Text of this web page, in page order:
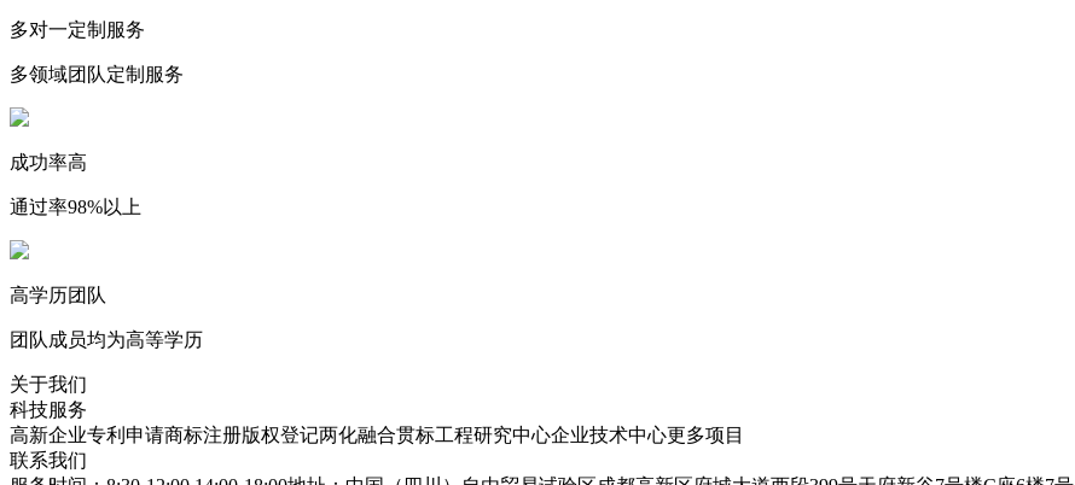
多对一定制服务
多领域团队定制服务
成功率高
通过率98%以上
高学历团队
团队成员均为高等学历
关于我们
科技服务
高新企业专利申请商标注册版权登记两化融合贯标工程研究中心企业技术中心更多项目
联系我们